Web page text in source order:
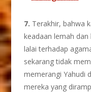
7. Terakhir, bahwa
keadaan lemah
lalai terhadap
sekarang tidak
memerangi Yahudi
mereka yang